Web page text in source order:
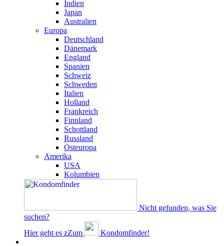
Indien
Japan
Australien
Europa
Deutschland
Dänemark
England
Spanien
Schweiz
Schweden
Italien
Holland
Frankreich
Finnland
Schottland
Russland
Osteuropa
Amerika
USA
Kolumbien
Nicht gefunden, was Sie
suchen?
Hier geht es zZum
Kondomfinder!